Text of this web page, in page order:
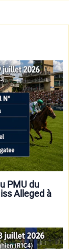
PMU du
Alleged à